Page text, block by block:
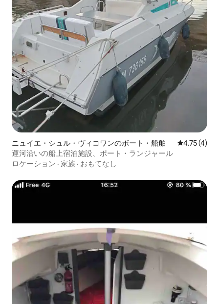
ニュイエ・シュル・ヴィコワンのボート・船舶 レビュー4
4.75 (4)
運河沿いの船上宿泊施設、ポート・ランジャール
ロケーション · 家族 · おもてなし